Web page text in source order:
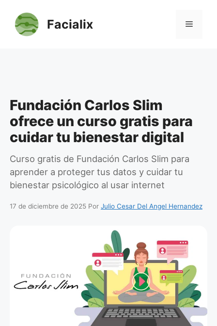
contenido
Facialix Menú
Fundación Carlos Slim
ofrece un curso gratis para
cuidar tu bienestar digital
Curso gratis de Fundación Carlos Slim para
aprender a proteger tus datos y cuidar tu
bienestar psicológico al usar internet
17 de diciembre de 2025 Por Julio Cesar Del Angel Hernandez